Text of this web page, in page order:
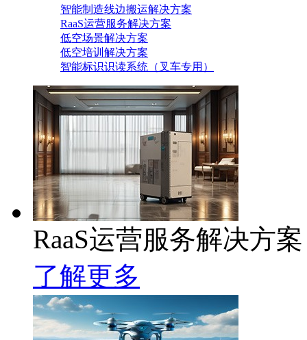
智能制造线边搬运解决方案
RaaS运营服务解决方案
低空场景解决方案
低空培训解决方案
智能标识识读系统（叉车专用）
RaaS运营服务解决方案
了解更多